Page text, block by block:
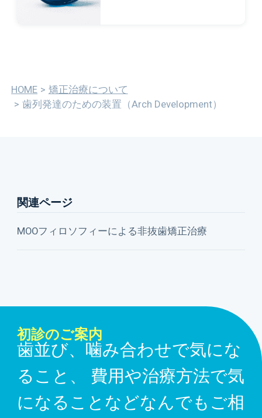
HOME
矯正治療について
歯列発達のための装置（Arch Development）
関連ページ
MOOフィロソフィーによる非抜歯矯正治療
初診のご案内
歯並び、噛み合わせで気にな
ること、
費用や治療方法で気
になることなどなんでもご相